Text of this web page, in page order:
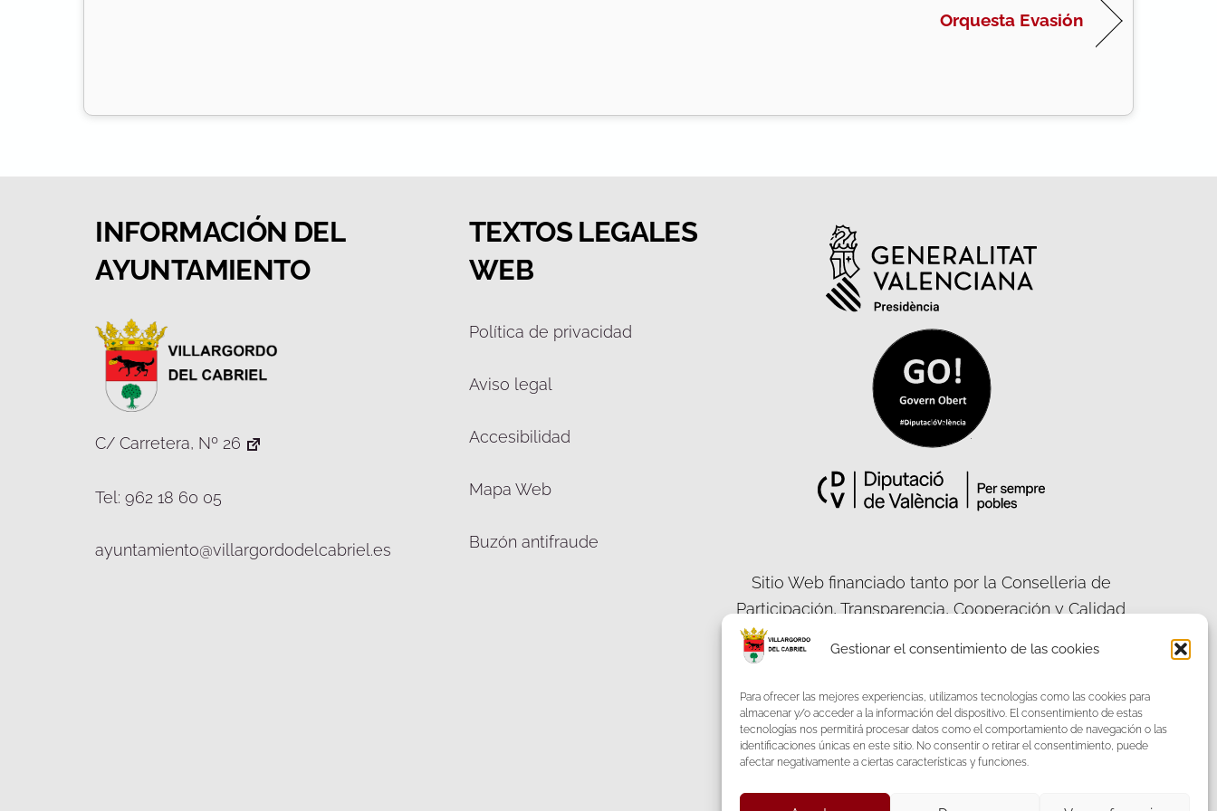
Gestionar el consentimiento de las cookies
Para ofrecer las mejores experiencias, utilizamos tecnologías como las cookies para
almacenar y/o acceder a la información del dispositivo. El consentimiento de estas
tecnologías nos permitirá procesar datos como el comportamiento de navegación o las
identificaciones únicas en este sitio. No consentir o retirar el consentimiento, puede
afectar negativamente a ciertas características y funciones.
Orquesta Evasión
INFORMACIÓN DEL
AYUNTAMIENTO
C/ Carretera, Nº 26
Tel: 962 18 60 05
ayuntamiento@villargordodelcabriel.es
TEXTOS LEGALES
WEB
Política de privacidad
Aviso legal
Accesibilidad
Mapa Web
Buzón antifraude
Sitio Web financiado tanto por la Conselleria de
Participación, Transparencia, Cooperación y Calidad
Democrática, como por la Diputación Provincial de
Facebook Twitter